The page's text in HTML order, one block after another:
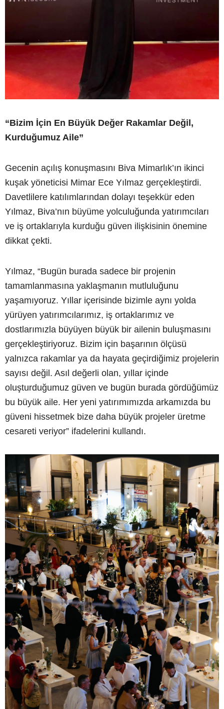
“Bizim İçin En Büyük Değer Rakamlar Değil,
Kurduğumuz Aile”
Gecenin açılış konuşmasını Biva Mimarlık’ın ikinci
kuşak yöneticisi Mimar Ece Yılmaz gerçekleştirdi.
Davetlilere katılımlarından dolayı teşekkür eden
Yılmaz, Biva’nın büyüme yolculuğunda yatırımcıları
ve iş ortaklarıyla kurduğu güven ilişkisinin önemine
dikkat çekti.
Yılmaz, “Bugün burada sadece bir projenin
tamamlanmasına yaklaşmanın mutluluğunu
yaşamıyoruz. Yıllar içerisinde bizimle aynı yolda
yürüyen yatırımcılarımız, iş ortaklarımız ve
dostlarımızla büyüyen büyük bir ailenin buluşmasını
gerçekleştiriyoruz. Bizim için başarının ölçüsü
yalnızca rakamlar ya da hayata geçirdiğimiz projelerin
sayısı değil. Asıl değerli olan, yıllar içinde
oluşturduğumuz güven ve bugün burada gördüğümüz
bu büyük aile. Her yeni yatırımımızda arkamızda bu
güveni hissetmek bize daha büyük projeler üretme
cesareti veriyor” ifadelerini kullandı.